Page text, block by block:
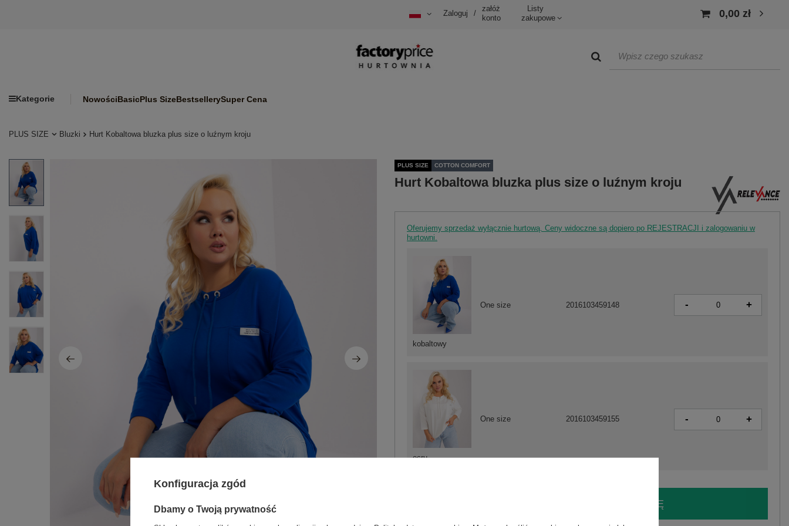
Zaloguj /
załóż
konto
Listy
zakupowe
0,00 zł
Kategorie NowościBasicPlus SizeBestsellerySuper Cena
PLUS SIZE Bluzki Hurt Kobaltowa bluzka plus size o luźnym kroju
PLUS SIZE COTTON COMFORT
Hurt Kobaltowa bluzka plus size o luźnym kroju
Oferujemy sprzedaż wyłącznie hurtową. Ceny widoczne są dopiero po REJESTRACJI i zalogowaniu w
hurtowni.
ecru
One size 2016103459155 - +
kobaltowy
One size 2016103459148 - +
ZALOGUJ SIĘ I ZOBACZ CENĘ
Konfiguracja zgód
Dbamy o Twoją prywatność